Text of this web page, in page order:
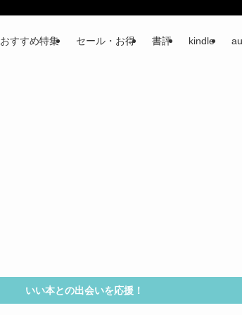
おすすめ特集 セール・お得 書評 kindle
いい本との出会いを応援！